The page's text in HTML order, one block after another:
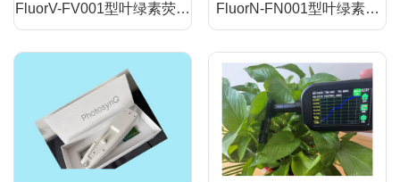
FluorV-FV001型叶绿素荧光 FluorN-FN001型叶绿素荧